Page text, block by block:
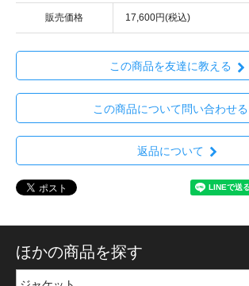
販売価格 17,600円(税込)
この商品を友達に教える
この商品について問い合わせる
返品について
ほかの商品を探す